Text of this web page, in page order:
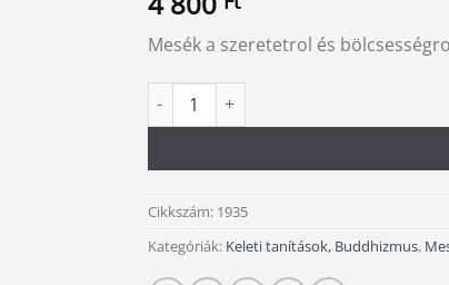
Mesék a szeretetrol és
Esti Buddha-mesék mennyiség
Alternative:
Cikkszám: 1935
Kategóriák: Keleti tanítások, Buddhizmus,